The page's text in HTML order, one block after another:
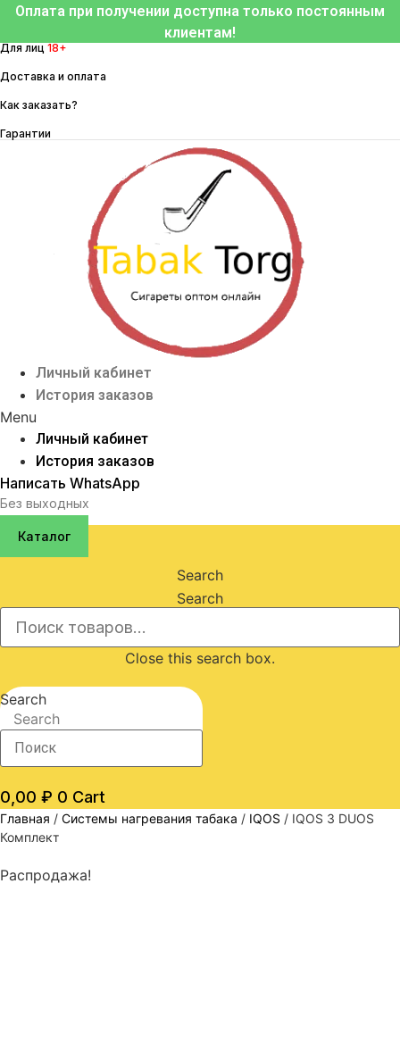
Перейти
содержимому
Оплата при получении доступна только постоянным
клиентам!
Для лиц 18+
Доставка и оплата
Как заказать?
Гарантии
Личный кабинет
История заказов
Menu
Личный кабинет
История заказов
Написать WhatsApp
Без выходных
Каталог
Search
Search
Close this search box.
Search
Search
0,00 ₽ 0 Cart
Главная / Системы нагревания табака / IQOS / IQOS 3 DUOS
Комплект
Распродажа!